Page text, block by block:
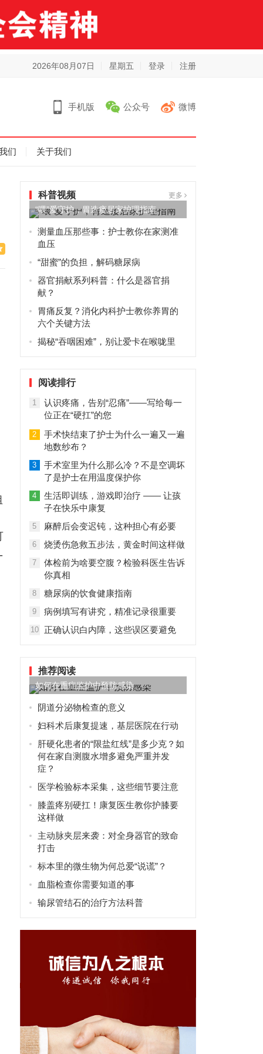
2026年08月07日 星期五 登录 注册
手机版 公众号 微博
们 关于我们
科普视频 更多
“喂”爱守护，胃造瘘居家护理指南
测量血压那些事：护士教你在家测准
血压
“甜蜜”的负担，解码糖尿病
器官捐献系列科普：什么是器官捐
献？
胃痛反复？消化内科护士教你养胃的
六个关键方法
揭秘“吞咽困难”，别让爱卡在喉咙里
阅读排行
1
认识疼痛，告别“忍痛”——写给每一
位正在“硬扛”的您
2
手术快结束了护士为什么一遍又一遍
地数纱布？
3
手术室里为什么那么冷？不是空调坏
了是护士在用温度保护你
4
生活即训练，游戏即治疗 —— 让孩
子在快乐中康复
5 麻醉后会变迟钝，这种担心有必要
6 烧烫伤急救五步法，黄金时间这样做
7
体检前为啥要空腹？检验科医生告诉
你真相
8 糖尿病的饮食健康指南
9 病例填写有讲究，精准记录很重要
10 正确认识白内障，这些误区要避免
推荐阅读
如何在重症监护中预防感染
阴道分泌物检查的意义
妇科术后康复提速，基层医院在行动
肝硬化患者的“限盐红线”是多少克？如
何在家自测腹水增多避免严重并发
症？
医学检验标本采集，这些细节要注意
膝盖疼别硬扛！康复医生教你护膝要
这样做
主动脉夹层来袭：对全身器官的致命
打击
标本里的微生物为何总爱“说谎”？
血脂检查你需要知道的事
输尿管结石的治疗方法科普